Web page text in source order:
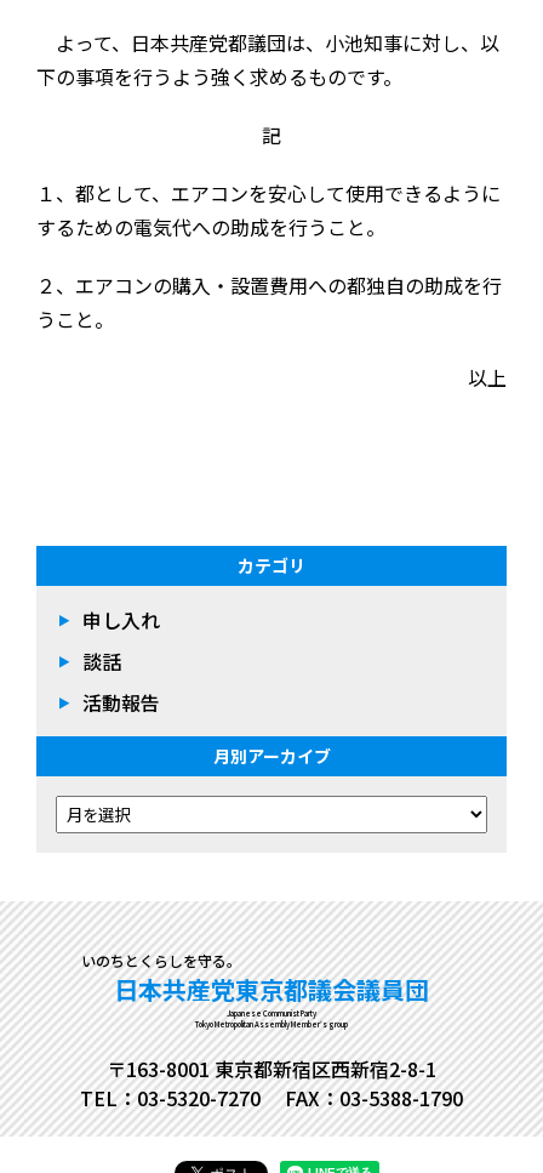
よって、日本共産党都議団は、小池知事に対し、以
下の事項を行うよう強く求めるものです。
記
１、都として、エアコンを安心して使用できるように
するための電気代への助成を行うこと。
２、エアコンの購入・設置費用への都独自の助成を行
うこと。
以上
カテゴリ
申し入れ
談話
活動報告
月別アーカイブ
いのちとくらしを守る。
日本共産党東京都議会議員団
Japanese Communist Party
Tokyo Metropolitan Assembly Member's group
〒163-8001 東京都新宿区西新宿2-8-1
TEL：03-5320-7270
FAX：03-5388-1790